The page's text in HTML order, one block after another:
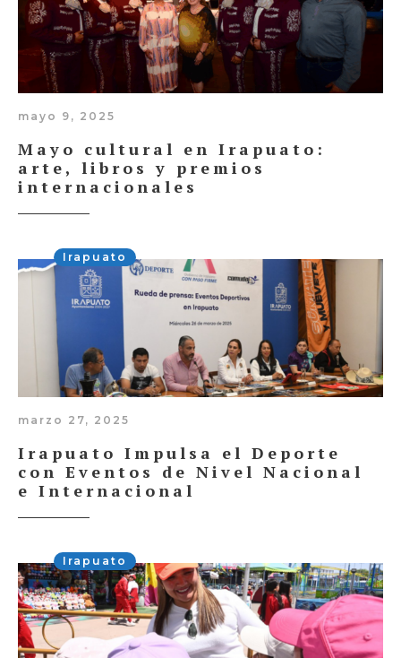
mayo 9, 2025
Mayo cultural en Irapuato:
arte, libros y premios
internacionales
Irapuato
marzo 27, 2025
Irapuato Impulsa el Deporte
con Eventos de Nivel Nacional
e Internacional
Irapuato